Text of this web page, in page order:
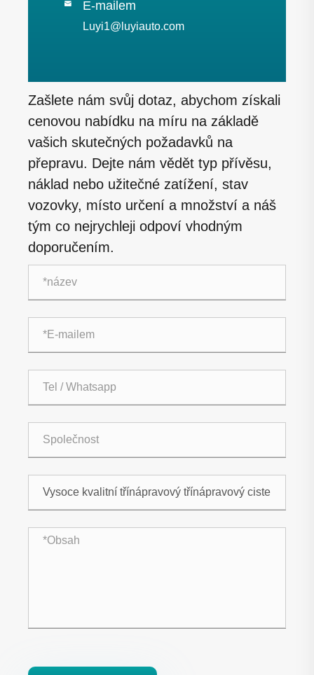
 E-mailem
Luyi1@luyiauto.com
Zašlete nám svůj dotaz, abychom získali
cenovou nabídku na míru na základě
vašich skutečných požadavků na
přepravu. Dejte nám vědět typ přívěsu,
náklad nebo užitečné zatížení, stav
vozovky, místo určení a množství a náš
tým co nejrychleji odpoví vhodným
doporučením.